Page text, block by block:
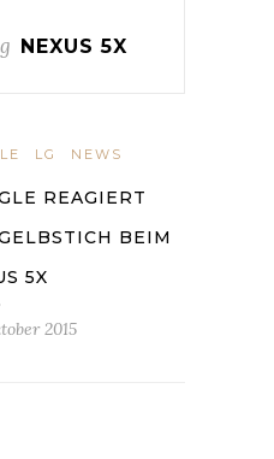
NEXUS 5X
LG NEWS
REAGIERT
BEIM
5X
2015